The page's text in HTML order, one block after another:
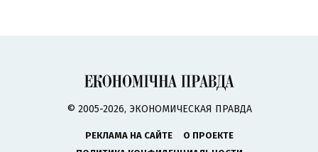
© 2005-2026, ЭКОНОМИЧЕСКАЯ ПРАВДА
РЕКЛАМА НА САЙТЕ
О ПРОЕКТЕ